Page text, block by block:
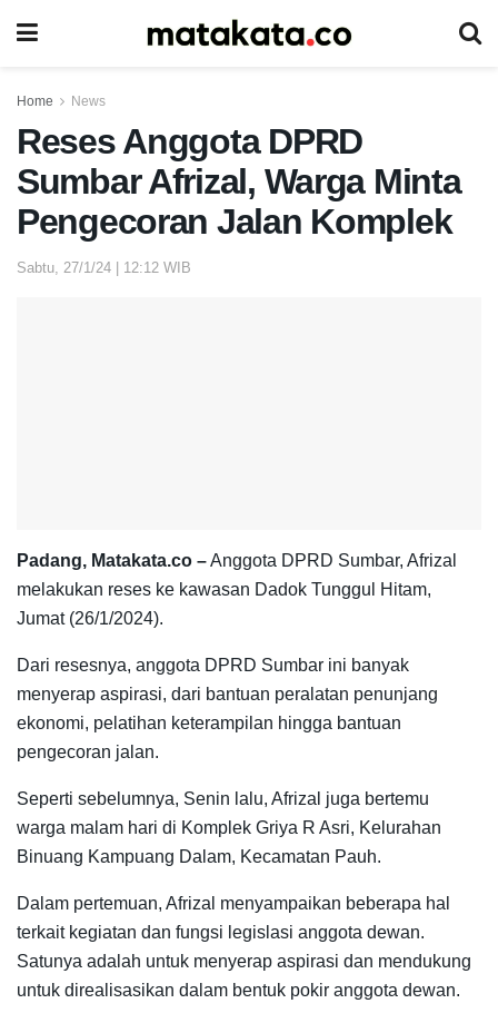
Home News
Reses Anggota DPRD
Sumbar Afrizal, Warga Minta
Pengecoran Jalan Komplek
Sabtu, 27/1/24 | 12:12 WIB
Padang, Matakata.co –Anggota DPRD Sumbar, Afrizal
melakukan reses ke kawasan Dadok Tunggul Hitam,
Jumat (26/1/2024).
Dari resesnya, anggota DPRD Sumbar ini banyak
menyerap aspirasi, dari bantuan peralatan penunjang
ekonomi, pelatihan keterampilan hingga bantuan
pengecoran jalan.
Seperti sebelumnya, Senin lalu, Afrizal juga bertemu
warga malam hari di Komplek Griya R Asri, Kelurahan
Binuang Kampuang Dalam, Kecamatan Pauh.
Dalam pertemuan, Afrizal menyampaikan beberapa hal
terkait kegiatan dan fungsi legislasi anggota dewan.
Satunya adalah untuk menyerap aspirasi dan mendukung
untuk direalisasikan dalam bentuk pokir anggota dewan.